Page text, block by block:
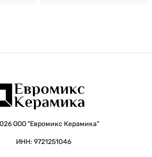
ООО "Евромикс Керамика"
ИНН: 9721251046